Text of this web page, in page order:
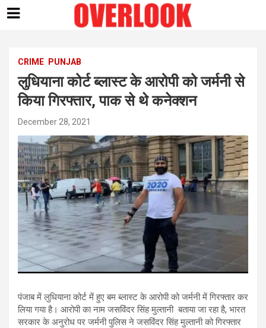
contentCRIME PUNJAB
लुधियाना कोर्ट ब्लास्ट के आरोपी को जर्मनी से
किया गिरफ्तार, पाक से थे कनेक्शन
December 28, 2021
पंजाब में लुधियाना कोर्ट में हुए बम ब्लास्ट के आरोपी को जर्मनी में गिरफ्तार कर
लिया गया है। आरोपी का नाम जसविंदर सिंह मुल्तानी बताया जा रहा है, भारत
सरकार के अनुरोध पर जर्मनी पुलिस ने जसविंदर सिंह मुल्तानी को गिरफ्तार